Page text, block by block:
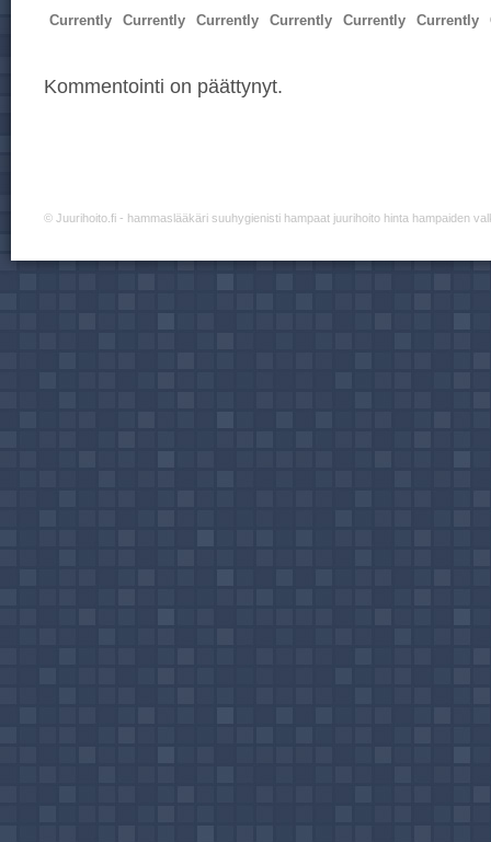
Currently Currently Currently Currently Currently Currently
Kommentointi on päättynyt.
© Juurihoito.fi - hammaslääkäri suuhygienisti hampaat juurihoito hinta hampaiden